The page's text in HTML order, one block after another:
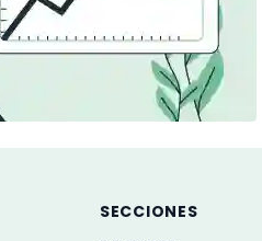
SECCIONES